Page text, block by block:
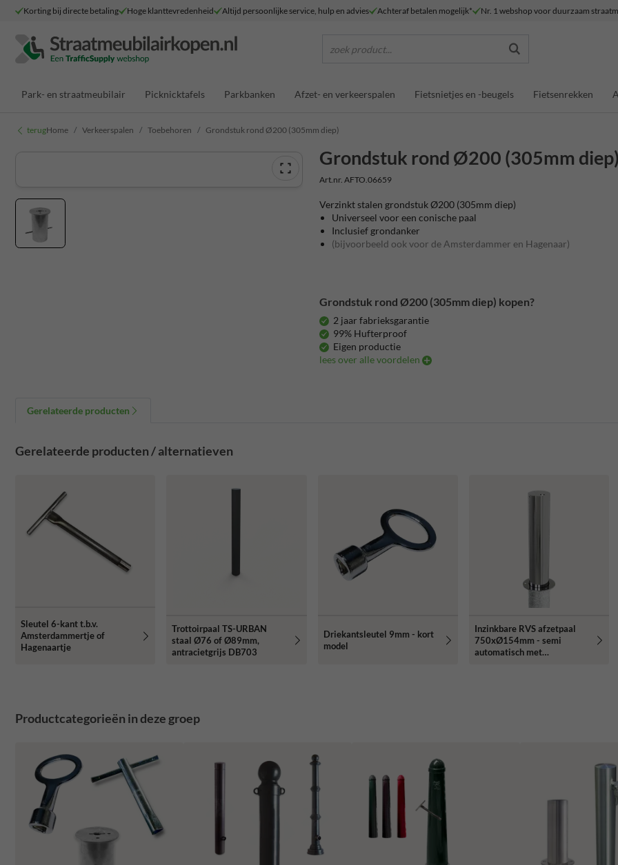
Korting bij directe betaling Hoge klanttevredenheid Altijd persoonlijke service, hulp en advies Achteraf betalen mogelijk* Nr. 1 webshop voor duurzaam
zoek product...
Park- en straatmeubilair Picknicktafels Parkbanken Afzet- en verkeerspalen Fietsnietjes en -beugels Fietsenrekken
terugHome Verkeerspalen Toebehoren Grondstuk rond Ø200 (305mm diep)
Grondstuk rond Ø200 (305mm diep)
Art.nr. AFTO.06659
Verzinkt stalen grondstuk Ø200 (305mm diep)
Universeel voor een conische paal
Inclusief grondanker
(bijvoorbeeld ook voor de Amsterdammer en Hagenaar)
Grondstuk rond Ø200 (305mm diep) kopen?
2 jaar fabrieksgarantie
99% Hufterproof
Eigen productie
lees over alle voordelen
Gerelateerde producten
Gerelateerde producten / alternatieven
Sleutel 6-kant t.b.v.
Amsterdammertje of
Hagenaartje
Trottoirpaal TS-URBAN
staal Ø76 of Ø89mm,
antracietgrijs DB703
Driekantsleutel 9mm - kort
model
Inzinkbare RVS afzetpaal
750xØ154mm - semi
automatisch met
Productcategorieën in deze groep